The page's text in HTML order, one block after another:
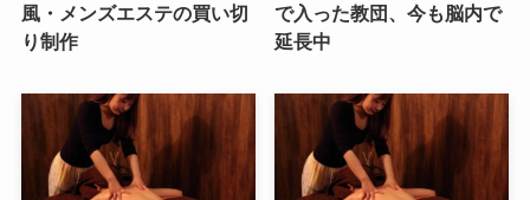
風・メンズエステの買い切
り制作
で入った教団、今も脳内で
延長中